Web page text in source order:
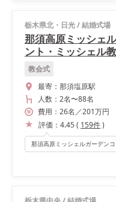
栃木県北・日光/結婚式場
那須高原ミッシェ
ント・ミッシェル
教会式
最寄： 那須塩原駅
人数： 2名〜88名
費用： 26名 ／201万円
評価： 4.45( 159件)